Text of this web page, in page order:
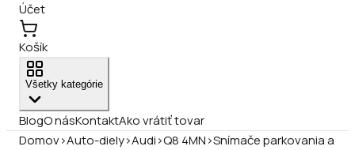
Účet
Košík
Všetky kategórie
BlogO násKontaktAko vrátiť tovar
Domov›Auto-diely›Audi›Q8 4MN›Snímače parkovania a